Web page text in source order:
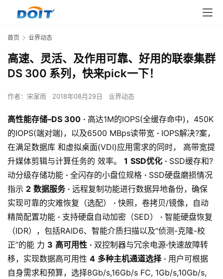
首页 业界动态
高速、灵活、及作用可靠、好用的联泰集群
DS 300 系列，快来pick一下！
作者： 宋家雨 2018年08月29日 业界动态
高性能存储–DS 300 · 高达1M的IOPS(全缓存命中)，450K
的IOPS(端对端)，以及6500 MBps读带宽 · IOPS解决?案，
在满足数据库 和虚拟桌面(VDI)应用需求的同时， 高带宽提
升媒体剪辑与计算任务的 效率。 1 SSD优化 · SSD缓存和?
动分级存储功能 · 全闪存的小盘位规格 · SSD硬盘磨损情况
指示 2 数据服务 · 远程复制功能进行数据异地备份，确保
实现可靠的灾难恢复（选配） · 快照，卷拷贝/镜像，自动
精简配置功能 · 支持硬盘自动加密（SED） · 智能硬盘恢复
（IDR），包括RAID6、智能介质扫描以及“侦测-克隆-校
正”的能 力 3 高可用性 · 双控制器与冗余电源·快速故障转
移，实现数据高可用性 4 多种主机通道选择 · 用户可根据
自身需求和预算，选择8Gb/s,16Gb/s FC, 1Gb/s,10Gb/s,